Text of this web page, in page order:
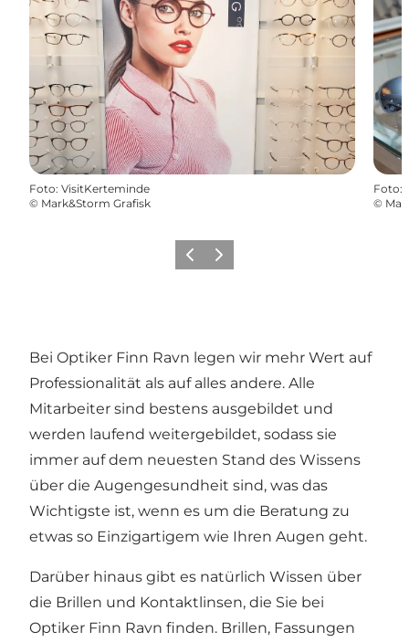
Foto: VisitKerteminde
© Mark&Storm Grafisk
Foto:
©
ZurückWeiter
Bei Optiker Finn Ravn legen wir mehr Wert auf
Professionalität als auf alles andere. Alle
Mitarbeiter sind bestens ausgebildet und
werden laufend weitergebildet, sodass sie
immer auf dem neuesten Stand des Wissens
über die Augengesundheit sind, was das
Wichtigste ist, wenn es um die Beratung zu
etwas so Einzigartigem wie Ihren Augen geht.
Darüber hinaus gibt es natürlich Wissen über
die Brillen und Kontaktlinsen, die Sie bei
Optiker Finn Ravn finden. Brillen, Fassungen